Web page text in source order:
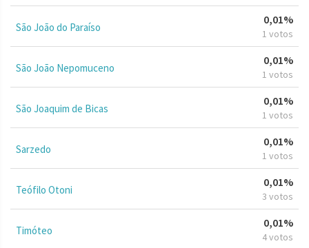
São João do Paraíso
0,01%
1 votos
São João Nepomuceno
0,01%
1 votos
São Joaquim de Bicas
0,01%
1 votos
Sarzedo
0,01%
1 votos
Teófilo Otoni
0,01%
3 votos
Timóteo
0,01%
4 votos